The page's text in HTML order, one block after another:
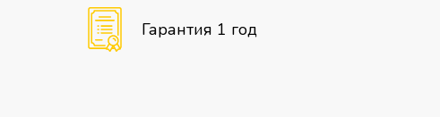
Гарантия 1 год